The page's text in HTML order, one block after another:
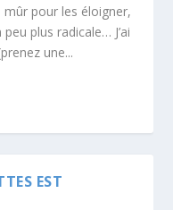
mûr pour les éloigner,
plus radicale… J’ai
une...
EST